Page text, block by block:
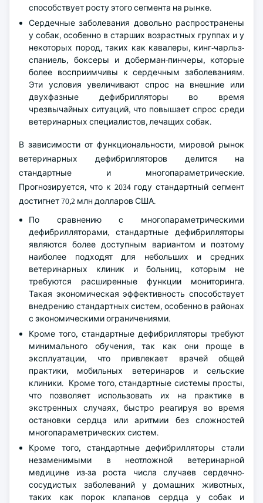
способствует росту этого сегмента на рынке.
Сердечные заболевания довольно распространены
у собак, особенно в старших возрастных группах и у
некоторых пород, таких как кавалеры, кинг-чарльз-
спаниель, боксеры и доберман-пинчеры, которые
более восприимчивы к сердечным заболеваниям.
Эти условия увеличивают спрос на внешние или
двухфазные дефибрилляторы во время
чрезвычайных ситуаций, что повышает спрос среди
ветеринарных специалистов, лечащих собак.
В зависимости от функциональности, мировой рынок
ветеринарных дефибрилляторов делится на
стандартные и многопараметрические.
Прогнозируется, что к 2034 году стандартный сегмент
достигнет 70,2 млн долларов США.
По сравнению с многопараметрическими
дефибрилляторами, стандартные дефибрилляторы
являются более доступным вариантом и поэтому
наиболее подходят для небольших и средних
ветеринарных клиник и больниц, которым не
требуются расширенные функции мониторинга.
Такая экономическая эффективность способствует
внедрению стандартных систем, особенно в районах
с экономическими ограничениями.
Кроме того, стандартные дефибрилляторы требуют
минимального обучения, так как они проще в
эксплуатации, что привлекает врачей общей
практики, мобильных ветеринаров и сельские
клиники. Кроме того, стандартные системы просты,
что позволяет использовать их на практике в
экстренных случаях, быстро реагируя во время
остановки сердца или аритмии без сложностей
многопараметрических систем.
Кроме того, стандартные дефибрилляторы стали
незаменимыми в неотложной ветеринарной
медицине из-за роста числа случаев сердечно-
сосудистых заболеваний у домашних животных,
таких как порок клапанов сердца у собак и